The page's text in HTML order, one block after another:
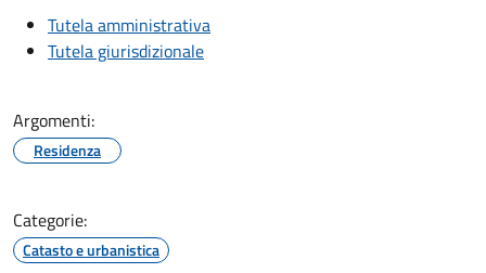
Tutela amministrativa
Tutela giurisdizionale
Argomenti:
Residenza
Categorie:
Catasto e urbanistica